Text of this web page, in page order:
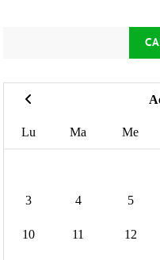
Lu Ma Me
3 4 5
10 11 12